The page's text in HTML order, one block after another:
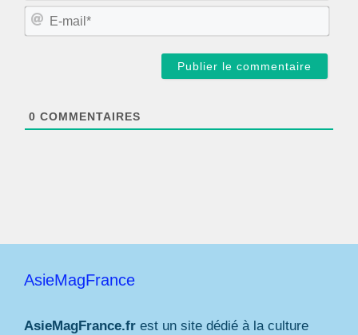
m
E
0 COMMENTAIRES
AsieMagFrance
AsieMagFrance.fr est un site dédié à la culture